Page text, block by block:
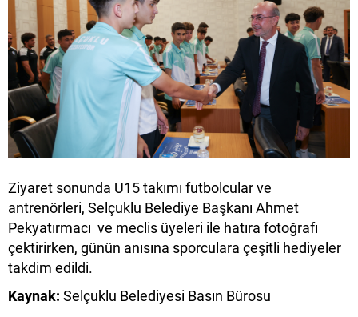
Ziyaret sonunda U15 takımı futbolcular ve
antrenörleri, Selçuklu Belediye Başkanı Ahmet
Pekyatırmacı ve meclis üyeleri ile hatıra fotoğrafı
çektirirken, günün anısına sporculara çeşitli hediyeler
takdim edildi.
Kaynak: Selçuklu Belediyesi Basın Bürosu